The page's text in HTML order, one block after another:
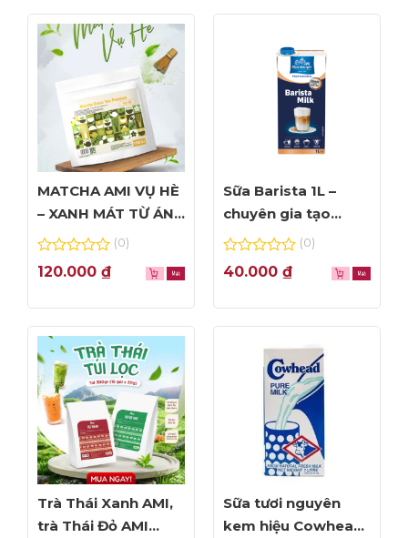
Libbey và tư vấn đặt hàng:
ADD: 56 Linh Lang, Ba Đình, Hà Nội
Hotline tư vấn 0989.330.683
MATCHA AMI VỤ HÈ
– XANH MÁT TỪ ÁNH
NHÌN ĐẦU TIÊN
0
out
5
(0)
120.000 ₫
Sữa Barista 1L –
chuyên gia tạo
Foam đỉnh cao
0
out
5
(0)
40.000 ₫
Trà Thái Xanh AMI,
trà Thái Đỏ AMI
Sữa tươi nguyên
kem hiệu Cowhead